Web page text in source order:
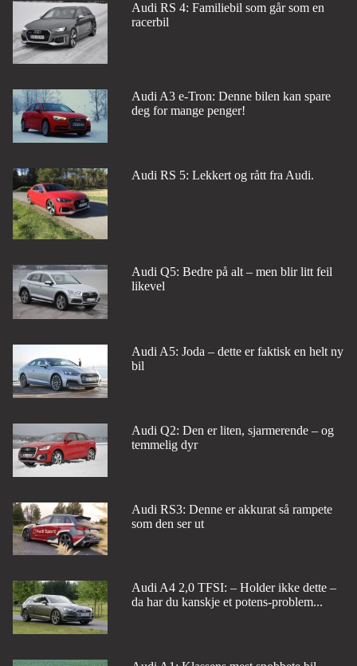
Audi RS 4: Familiebil som går som en
racerbil
Audi A3 e-Tron: Denne bilen kan spare
deg for mange penger!
Audi RS 5: Lekkert og rått fra Audi.
Audi Q5: Bedre på alt – men blir litt feil
likevel
Audi A5: Joda – dette er faktisk en helt ny
bil
Audi Q2: Den er liten, sjarmerende – og
temmelig dyr
Audi RS3: Denne er akkurat så rampete
som den ser ut
Audi A4 2,0 TFSI: – Holder ikke dette –
da har du kanskje et potens-problem...